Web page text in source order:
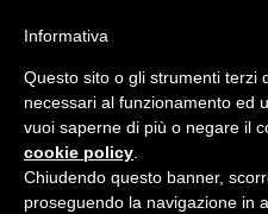
Informativa
Questo sito o gli strumenti terzi
necessari al funzionamento ed
vuoi saperne di più o negare il
cookie policy.
Chiudendo questo banner,
proseguendo la navigazione in